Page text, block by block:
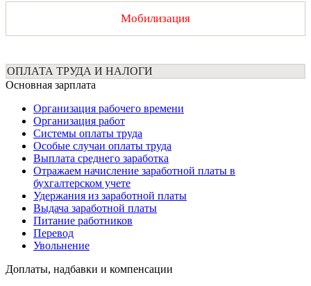
Мобилизация
ОПЛАТА ТРУДА И НАЛОГИ
Основная зарплата
Организация рабочего времени
Организация работ
Системы оплаты труда
Особые случаи оплаты труда
Выплата среднего заработка
Отражаем начисление заработной платы в
бухгалтерском учете
Удержания из заработной платы
Выдача заработной платы
Питание работников
Перевод
Увольнение
Доплаты, надбавки и компенсации